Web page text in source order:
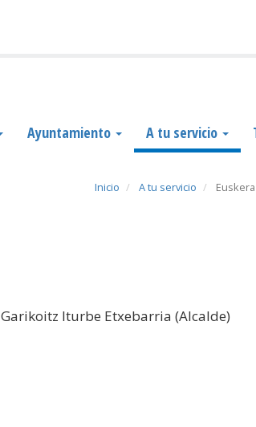
Ayuntamiento A tu servicio
Inicio A tu servicio Euskera
Garikoitz Iturbe Etxebarria (Alcalde)